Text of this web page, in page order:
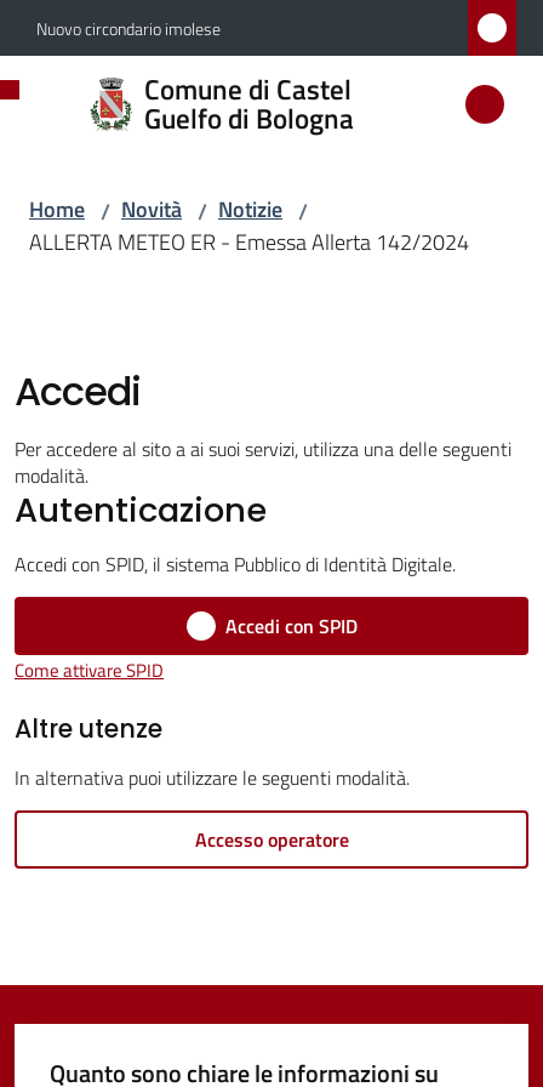
Vai al contenuto
Vai alla navigazione
Vai al footer
Nuovo circondario imolese
Comune di Castel
Guelfo di Bologna
Comune
di
di
Bologna
Amministrazione
Novità
Menu selezionato
Castel
Guelfo
online
Home / Novità / Notizie /
ALLERTA METEO ER - Emessa Allerta 142/2024
Accedi
Per accedere al sito a ai suoi servizi, utilizza una delle seguenti
modalità.
Autenticazione
Accedi con SPID, il sistema Pubblico di Identità Digitale.
Accedi con SPID
Come attivare SPID
Altre utenze
In alternativa puoi utilizzare le seguenti modalità.
Accesso operatore
Quanto sono chiare le informazioni su